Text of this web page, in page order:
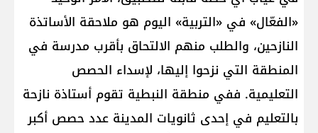
«الفعّال» في «التربية» اليوم هو ملاحقة الأساتذة
النازحين، والطلب منهم الالتحاق بأقرب مدرسة في
المنطقة التي نزحوا إليها، لإسداء الحصص
التعليمية. ففي منطقة النبطية تقوم أستاذة نازحة
بالتعليم في إحدى ثانويات المدينة عدد حصص أكبر